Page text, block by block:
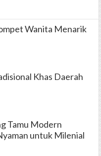
Wanita Menarik
Khas Daerah
Tamu Modern
untuk Milenial